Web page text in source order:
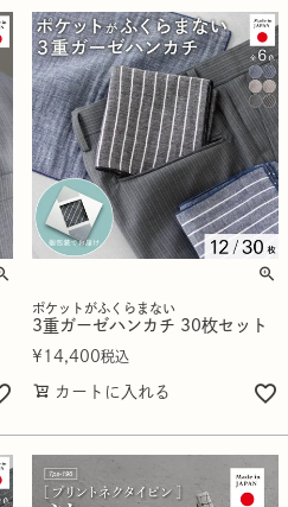
ポケットがふくらまない
3重ガーゼハンカチ 30枚セット
¥ 14,400税込
カートに入れる